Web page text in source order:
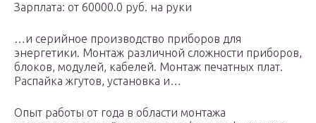
Зарплата: от 60000.0 руб. на руки
…и серийное производство приборов для
энергетики. Монтаж различной сложности приборов,
блоков, модулей, кабелей. Монтаж печатных плат.
Распайка жгутов, установка и…
Опыт работы от года в области монтажа